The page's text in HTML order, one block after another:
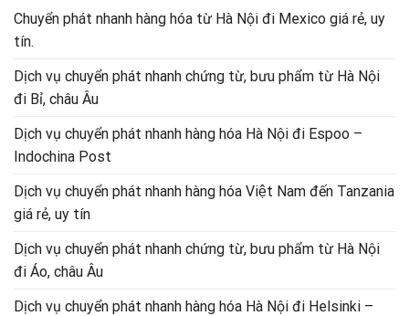
Chuyển phát nhanh hàng hóa từ Hà Nội đi Mexico giá rẻ, uy
tín.
Dịch vụ chuyển phát nhanh chứng từ, bưu phẩm từ Hà Nội
đi Bỉ, châu Âu
Dịch vụ chuyển phát nhanh hàng hóa Hà Nội đi Espoo –
Indochina Post
Dịch vụ chuyển phát nhanh hàng hóa Việt Nam đến Tanzania
giá rẻ, uy tín
Dịch vụ chuyển phát nhanh chứng từ, bưu phẩm từ Hà Nội
đi Áo, châu Âu
Dịch vụ chuyển phát nhanh hàng hóa Hà Nội đi Helsinki –